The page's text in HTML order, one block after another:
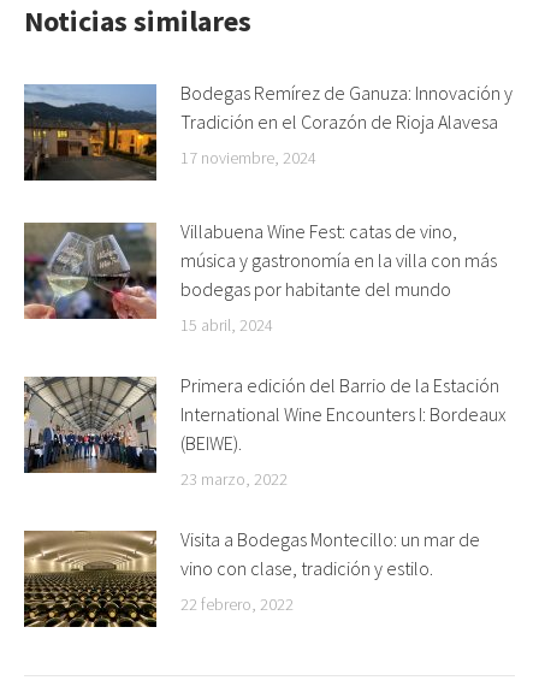
Noticias similares
Bodegas Remírez de Ganuza: Innovación y
Tradición en el Corazón de Rioja Alavesa
17 noviembre, 2024
Villabuena Wine Fest: catas de vino,
música y gastronomía en la villa con más
bodegas por habitante del mundo
15 abril, 2024
Primera edición del Barrio de la Estación
International Wine Encounters I: Bordeaux
(BEIWE).
23 marzo, 2022
Visita a Bodegas Montecillo: un mar de
vino con clase, tradición y estilo.
22 febrero, 2022